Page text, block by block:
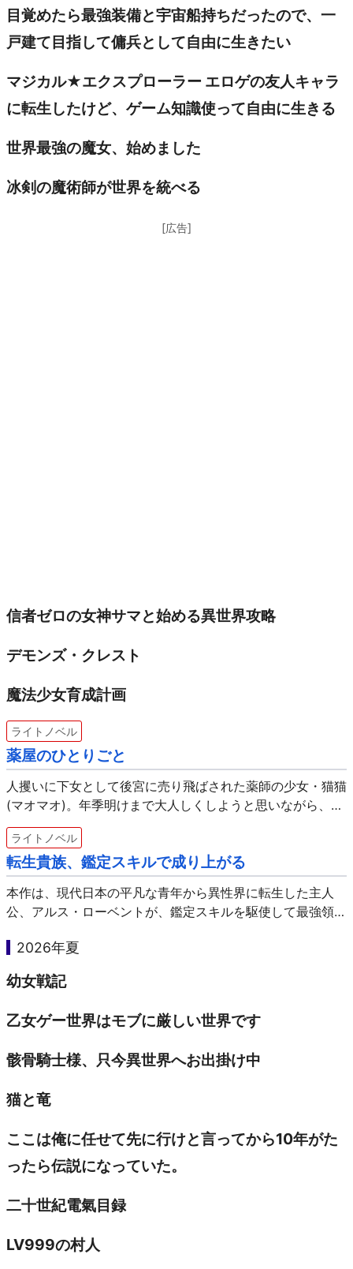
目覚めたら最強装備と宇宙船持ちだったので、一
戸建て目指して傭兵として自由に生きたい
マジカル★エクスプローラー エロゲの友人キャラ
に転生したけど、ゲーム知識使って自由に生きる
世界最強の魔女、始めました
冰剣の魔術師が世界を統べる
[広告]
信者ゼロの女神サマと始める異世界攻略
デモンズ・クレスト
魔法少女育成計画
ライトノベル
薬屋のひとりごと
人攫いに下女として後宮に売り飛ばされた薬師の少女・猫猫
(マオマオ)。年季明けまで大人しくしようと思いながら、好
奇心を抑えられない彼女は後宮内のとある事件を解決してし
まう。それをきっかけに美形の宦官・壬氏(ジンシ)の目に
留…
ライトノベル
転生貴族、鑑定スキルで成り上がる
本作は、現代日本の平凡な青年から異性界に転生した主人
公、アルス・ローベントが、鑑定スキルを駆使して最強領地
もに平凡でしたが、生まれながらにして他人の能力・ステー
2026年夏
幼女戦記
乙女ゲー世界はモブに厳しい世界です
骸骨騎士様、只今異世界へお出掛け中
猫と竜
ここは俺に任せて先に行けと言ってから10年がた
ったら伝説になっていた。
二十世紀電氣目録
LV999の村人